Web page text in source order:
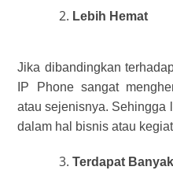
Lebih Hemat
Jika dibandingkan
IP Phone sangat
atau sejenisnya. Sehingga
dalam hal bisnis atau
Terdapat